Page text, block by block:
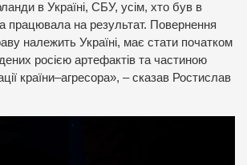
в Україні, СБУ, усім, хто був в
працювала на результат. Повернення
належить Україні, має стати початком
росією артефактів та частиною
країни–агресора», – сказав Ростислав